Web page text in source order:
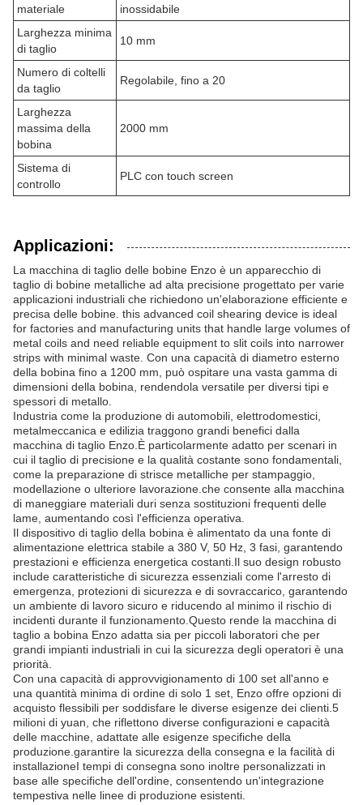
materiale
inossidabile
Larghezza minima
di taglio
10 mm
Numero di coltelli
da taglio
Regolabile, fino a 20
Larghezza
massima della
bobina
2000 mm
Sistema di
controllo
PLC con touch screen
Applicazioni:
La macchina di taglio delle bobine Enzo è un apparecchio di
taglio di bobine metalliche ad alta precisione progettato per varie
applicazioni industriali che richiedono un'elaborazione efficiente e
precisa delle bobine. this advanced coil shearing device is ideal
for factories and manufacturing units that handle large volumes of
metal coils and need reliable equipment to slit coils into narrower
strips with minimal waste. Con una capacità di diametro esterno
della bobina fino a 1200 mm, può ospitare una vasta gamma di
dimensioni della bobina, rendendola versatile per diversi tipi e
spessori di metallo.
Industria come la produzione di automobili, elettrodomestici,
metalmeccanica e edilizia traggono grandi benefici dalla
macchina di taglio Enzo.È particolarmente adatto per scenari in
cui il taglio di precisione e la qualità costante sono fondamentali,
come la preparazione di strisce metalliche per stampaggio,
modellazione o ulteriore lavorazione.che consente alla macchina
di maneggiare materiali duri senza sostituzioni frequenti delle
lame, aumentando così l'efficienza operativa.
Il dispositivo di taglio della bobina è alimentato da una fonte di
alimentazione elettrica stabile a 380 V, 50 Hz, 3 fasi, garantendo
prestazioni e efficienza energetica costanti.Il suo design robusto
include caratteristiche di sicurezza essenziali come l'arresto di
emergenza, protezioni di sicurezza e di sovraccarico, garantendo
un ambiente di lavoro sicuro e riducendo al minimo il rischio di
incidenti durante il funzionamento.Questo rende la macchina di
taglio a bobina Enzo adatta sia per piccoli laboratori che per
grandi impianti industriali in cui la sicurezza degli operatori è una
priorità.
Con una capacità di approvvigionamento di 100 set all'anno e
una quantità minima di ordine di solo 1 set, Enzo offre opzioni di
acquisto flessibili per soddisfare le diverse esigenze dei clienti.5
milioni di yuan, che riflettono diverse configurazioni e capacità
delle macchine, adattate alle esigenze specifiche della
produzione.garantire la sicurezza della consegna e la facilità di
installazioneI tempi di consegna sono inoltre personalizzati in
base alle specifiche dell'ordine, consentendo un'integrazione
tempestiva nelle linee di produzione esistenti.